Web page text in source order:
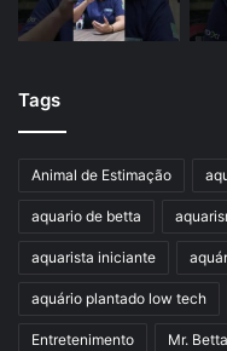
Tags
Animal de Estimação
aquario de betta
aquarista iniciante
aquário plantado low tech
Entretenimento Mr. Betta